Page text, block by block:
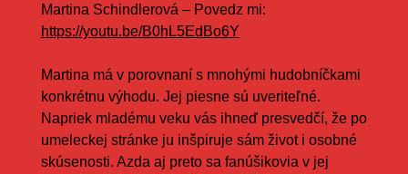
Martina Schindlerová – Povedz mi:
https://youtu.be/B0hL5EdBo6Y
Martina má v porovnaní s mnohými hudobníčkami
konkrétnu výhodu. Jej piesne sú uveriteľné.
Napriek mladému veku vás ihneď presvedčí, že po
umeleckej stránke ju inšpiruje sám život i osobné
skúsenosti. Azda aj preto sa fanúšikovia v jej